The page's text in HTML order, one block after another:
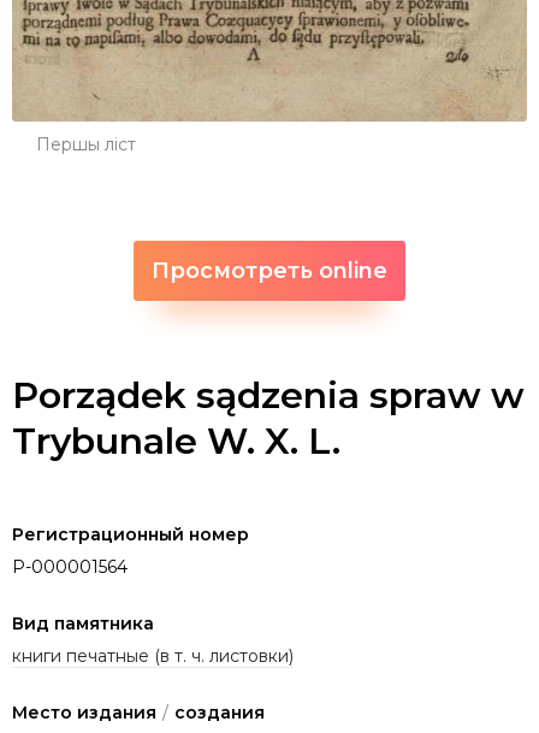
Першы ліст
Просмотреть online
Porządek sądzenia spraw w
Trybunale W. X. L.
Регистрационный номер
P-000001564
Вид памятника
книги печатные (в т. ч. листовки)
Место издания / создания